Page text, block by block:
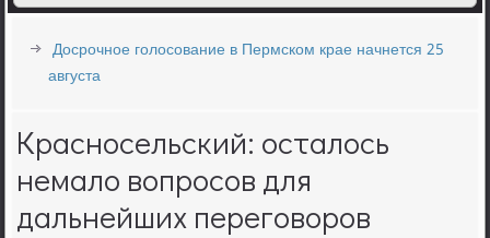
Досрочное голосование в Пермском крае начнется 25
августа
Красносельский: осталось
немало вопросов для
дальнейших переговоров